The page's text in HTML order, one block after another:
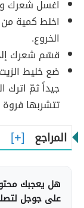
اغسل شعرك
اخلط كمية
الخروع.
قسّم شعرك
ضع خليط
جيداً ثمّ
تتشربها
المراجع
هل يعجبك
على جوجل